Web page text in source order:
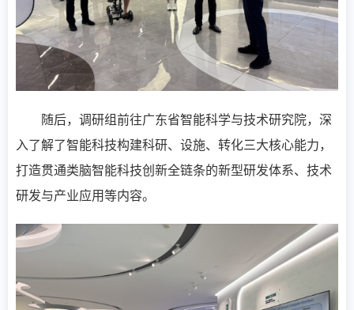
随后，调研组前往广东省智能科学与技术研究院，深
入了解了智能科技构建科研、设施、转化三大核心能力，
打造贯通类脑智能科技创新全链条的新型研发体系、技术
研发与产业应用等内容。